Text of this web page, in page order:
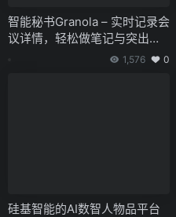
智能秘书Granola – 实时记录会
议详情，轻松做笔记与突出关
1,576 0
硅基智能的AI数智人物品平台